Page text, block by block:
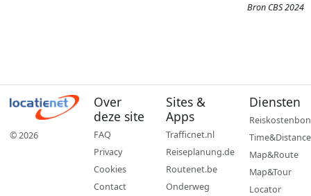
Bron CBS 2024
© 2026
Over
deze site
FAQ
Privacy
Cookies
Contact
Sites &
Apps
Trafficnet.nl
Reiseplanung.de
Routenet.be
Onderweg
Diensten
Reiskostenbon
Time&Distance
Map&Route
Map&Tour
Locator